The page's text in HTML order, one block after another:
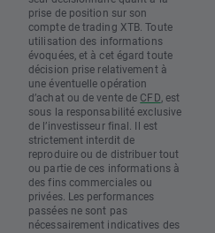
prise de position sur son
compte de trading XTB. Toute
utilisation des informations
évoquées, et à cet égard toute
décision prise relativement à
une éventuelle opération
d’achat ou de vente de CFD , est
sous la responsabilité exclusive
de l’investisseur final. Il est
strictement interdit de
reproduire ou de distribuer tout
ou partie de ces informations à
des fins commerciales ou
privées. Les performances
passées ne sont pas
nécessairement indicatives des